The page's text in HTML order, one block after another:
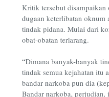
Kritik tersebut
dugaan keterlibatan oknum
tindak pidana. Mulai dari
obat-obatan terlarang.
“Dimana banyak-banyak
tindak semua kejahatan itu
bandar narkoba pun dia
Bandar narkoba,